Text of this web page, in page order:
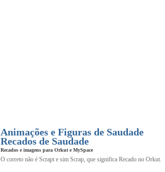
Animações e Figuras de Saudade
Recados de Saudade
Recados e imagens para Orkut e MySpace
O correto não é Scrapt e sim Scrap, que significa Recado no Orkut.